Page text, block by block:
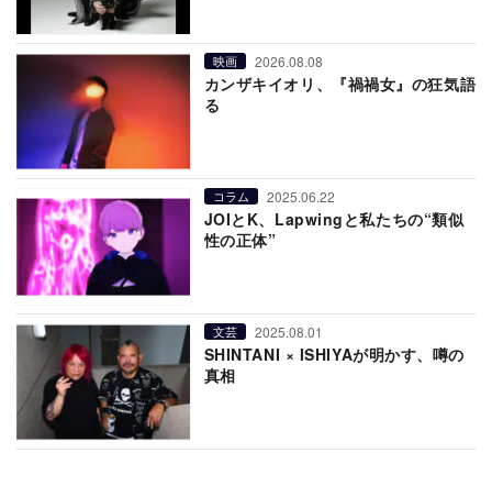
映画 2026.08.08
カンザキイオリ、『禍禍女』の狂気語
る
コラム 2025.06.22
JOIとK、Lapwingと私たちの“類似
性の正体”
文芸 2025.08.01
SHINTANI × ISHIYAが明かす、噂の
真相